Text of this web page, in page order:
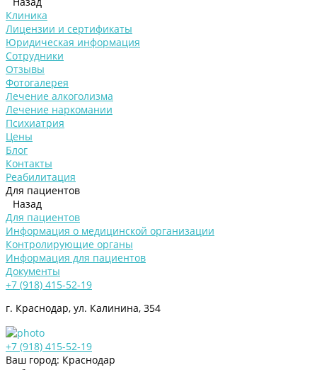
Клиника
Лицензии и сертификаты
Юридическая информация
Сотрудники
Отзывы
Фотогалерея
Лечение алкоголизма
Лечение наркомании
Психиатрия
Цены
Блог
Контакты
Реабилитация
Для пациентов
Назад
Для пациентов
Информация о медицинской организации
Контролирующие органы
Информация для пациентов
Документы
+7 (918) 415-52-19
г. Краснодар, ул. Калинина, 354
+7 (918) 415-52-19
Ваш город: Краснодар